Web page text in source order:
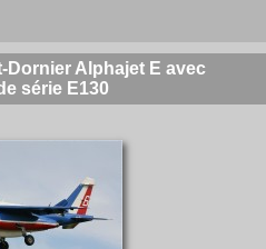
Dornier Alphajet E avec
série E130